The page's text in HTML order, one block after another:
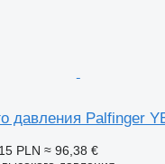
давления Palfinger
PLN ≈ 96,38 €